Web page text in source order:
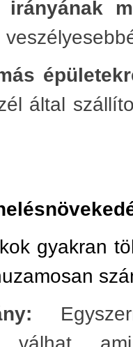
irányának
által
gyakran